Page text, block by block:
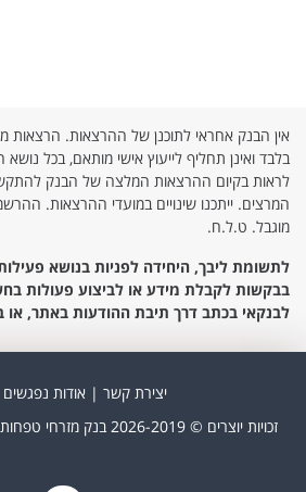
אין הבנק אחראי לתוכנן של ההרצאות. הרצאות
בלבד ואינן תחליף לייעוץ אישי מותאם, בכל
לראות בקיום ההרצאות המלצה של הבנק
המרצים. ייתכנו שינויים במועדי ההרצאות.
מוגבל. ט.ל.ח.
לתשומת ליבך, היחידה לפניות בנושא
בבקשות לקבלת מידע או לביצוע פעולות
לבנקאי בכתב דרך תיבת ההודעות באתר, או
יצירת קשר
אודות נפגשים
זכויות יוצרים © 2026-2019 בנק מזרחי טפחות בע"מ. כל הזכויות שמורות